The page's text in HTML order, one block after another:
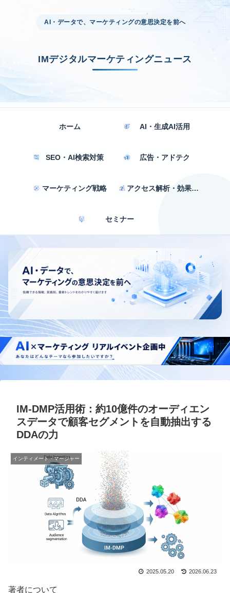
AI・データで、マーケティングの意思決定を前へ
IMデジタルマーケティングニュース
ホーム AI・生成AI活用
SEO・AI検索対策 広告・アドテク
マーケティング戦略 アクセス解析・効果測定
セミナー
IM-DMP活用術：約10億件のオーディエン
スデータで顧客セグメントを自動抽出する
DDAの力
インティメート・マージャー
2025.05.20 2026.06.23
著者について